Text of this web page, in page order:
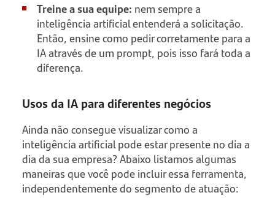
Treine a sua equipe: nem sempre a
inteligência artificial entenderá a solicitação.
Então, ensine como pedir corretamente para a
IA através de um prompt, pois isso fará toda a
diferença.
Usos da IA para diferentes negócios
Ainda não consegue visualizar como a
inteligência artificial pode estar presente no dia a
dia da sua empresa? Abaixo listamos algumas
maneiras que você pode incluir essa ferramenta,
independentemente do segmento de atuação: